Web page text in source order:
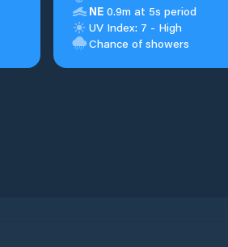
NE 0.9m at 5s period
UV Index: 7 - High
Chance of showers